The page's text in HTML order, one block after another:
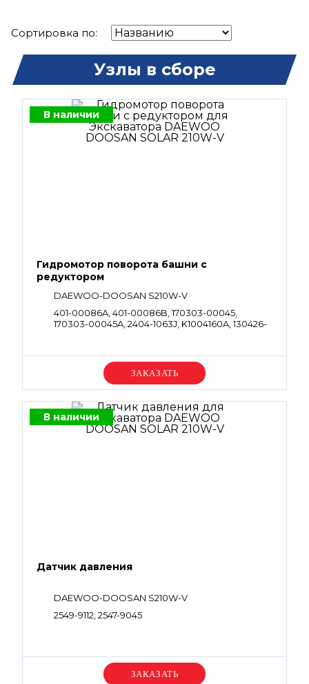
Сортировка по:
Узлы в сборе
В наличии
Гидромотор поворота башни с
редуктором
DAEWOO-DOOSAN S210W-V
401-00086A, 401-00086B, 170303-00045,
170303-00045A, 2404-1063J, K1004160A, 130426-
Уточняйте цену
В наличии
Датчик давления
DAEWOO-DOOSAN S210W-V
2549-9112, 2547-9045
Уточняйте цену